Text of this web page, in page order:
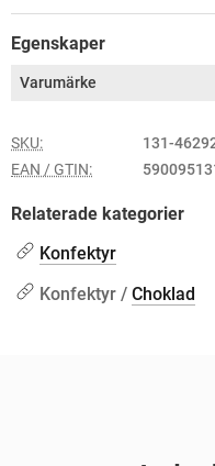
Egenskaper
Varumärke
SKU:
131-
EAN / GTIN:
Relaterade kategorier
Konfektyr
Konfektyr / Choklad